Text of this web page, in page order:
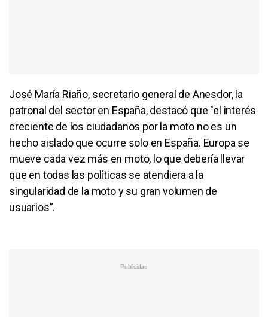
José María Riaño, secretario general de Anesdor, la
patronal del sector en España, destacó que "el interés
creciente de los ciudadanos por la moto no es un
hecho aislado que ocurre solo en España. Europa se
mueve cada vez más en moto, lo que debería llevar
que en todas las políticas se atendiera a la
singularidad de la moto y su gran volumen de
usuarios”.